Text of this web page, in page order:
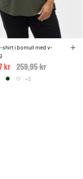
shirt i bomull med v-
Price reduced from
259,95 kr
kr
+3